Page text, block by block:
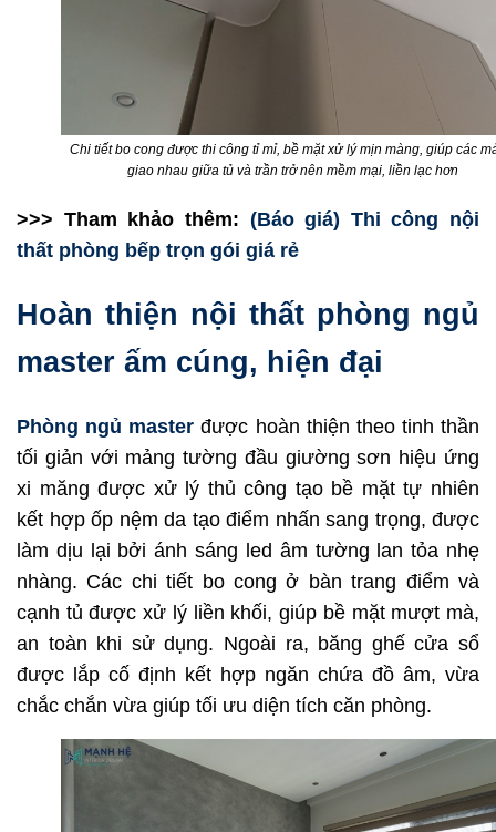
Chi tiết bo cong được thi công tỉ mỉ, bề mặt xử lý mịn màng, giúp các
giao nhau giữa tủ và trần trở nên mềm mại, liền lạc hơn
>>> Tham khảo thêm: (Báo giá) Thi công nội
thất phòng bếp trọn gói giá rẻ
Hoàn thiện nội thất phòng ngủ
master ấm cúng, hiện đại
Phòng ngủ master được hoàn thiện theo tinh thần
tối giản với mảng tường đầu giường sơn hiệu ứng
xi măng được xử lý thủ công tạo bề mặt tự nhiên
kết hợp ốp nệm da tạo điểm nhấn sang trọng, được
làm dịu lại bởi ánh sáng led âm tường lan tỏa nhẹ
nhàng. Các chi tiết bo cong ở bàn trang điểm và
cạnh tủ được xử lý liền khối, giúp bề mặt mượt mà,
an toàn khi sử dụng. Ngoài ra, băng ghế cửa sổ
được lắp cố định kết hợp ngăn chứa đồ âm, vừa
chắc chắn vừa giúp tối ưu diện tích căn phòng.